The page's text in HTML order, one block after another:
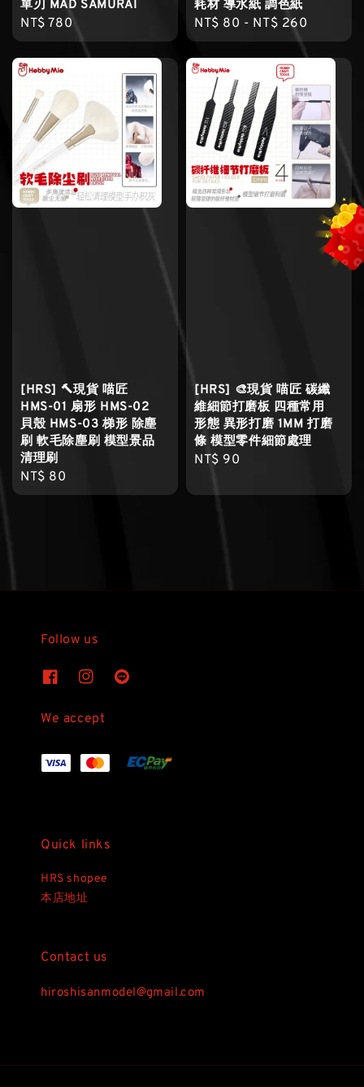
單刃 MAD SAMURAI
Regular
price
NT$ 780
耗材 導水紙 調色紙
Regular
price
NT$ 80 - NT$ 260
[HRS] 🔨現貨 喵匠
HMS-01 扇形 HMS-02
貝殼 HMS-03 梯形 除塵
刷 軟毛除塵刷 模型景品
清理刷
Regular
price
NT$ 80
[HRS] 🎨現貨 喵匠 碳纖
維細節打磨板 四種常用
形態 異形打磨 1MM 打磨
條 模型零件細節處理
Regular
NT$ 90
Follow us
We accept
Quick links
HRS shopee
本店地址
Contact us
hiroshisanmodel@gmail.com